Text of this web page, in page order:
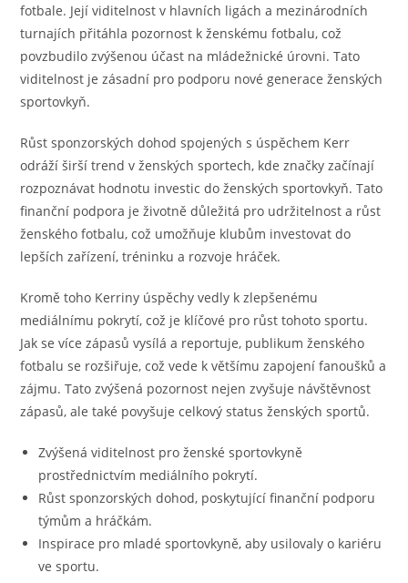
fotbale. Její viditelnost v hlavních ligách a mezinárodních
turnajích přitáhla pozornost k ženskému fotbalu, což
povzbudilo zvýšenou účast na mládežnické úrovni. Tato
viditelnost je zásadní pro podporu nové generace ženských
sportovkyň.
Růst sponzorských dohod spojených s úspěchem Kerr
odráží širší trend v ženských sportech, kde značky začínají
rozpoznávat hodnotu investic do ženských sportovkyň. Tato
finanční podpora je životně důležitá pro udržitelnost a růst
ženského fotbalu, což umožňuje klubům investovat do
lepších zařízení, tréninku a rozvoje hráček.
Kromě toho Kerriny úspěchy vedly k zlepšenému
mediálnímu pokrytí, což je klíčové pro růst tohoto sportu.
Jak se více zápasů vysílá a reportuje, publikum ženského
fotbalu se rozšiřuje, což vede k většímu zapojení fanoušků a
zájmu. Tato zvýšená pozornost nejen zvyšuje návštěvnost
zápasů, ale také povyšuje celkový status ženských sportů.
Zvýšená viditelnost pro ženské sportovkyně
prostřednictvím mediálního pokrytí.
Růst sponzorských dohod, poskytující finanční podporu
týmům a hráčkám.
Inspirace pro mladé sportovkyně, aby usilovaly o kariéru
ve sportu.